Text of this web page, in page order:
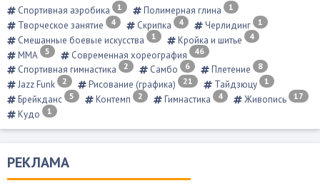
Спортивная аэробика 1 Полимерная глина 1
Творческое занятие 4 Скрипка 4 Черлидинг 1
Смешанные боевые искусства 1 Кройка и шитье 4
ММА 5 Современная хореография 46
Спортивная гимнастика 2 Самбо 6 Плетение 8
Jazz Funk 2 Рисование (графика) 21 Тайдзюцу 1
Брейкданс 5 Контемп 2 Гимнастика 4 Живопись 17
Кудо 1
РЕКЛАМА